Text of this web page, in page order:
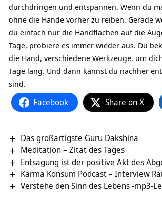
durchdringen und entspannen. Wenn du
ohne die Hände vorher zu reiben. Gerade
du einfach nur die Handflächen auf die
Tage, probiere es immer wieder aus. Du
die Hand, verschiedene Werkzeuge, um
Tage lang. Und dann kannst du nachher
sind.
Facebook Share on X
Das großartigste Guru Dakshina
Meditation – Zitat des Tages
Entsagung ist der positive Akt des
Karma Konsum Podcast – Interview
Verstehe den Sinn des Lebens -mp3-